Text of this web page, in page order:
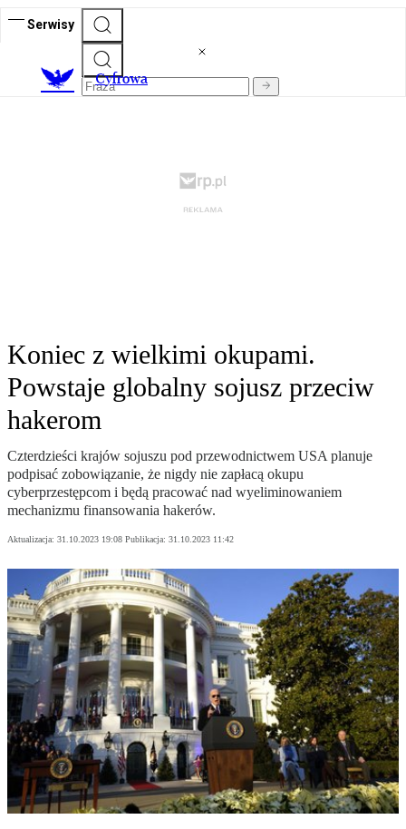
Serwisy
Cyfrowa
Koniec z wielkimi okupami.
Powstaje globalny sojusz przeciw
hakerom
Czterdzieści krajów sojuszu pod przewodnictwem USA planuje
podpisać zobowiązanie, że nigdy nie zapłacą okupu
cyberprzestępcom i będą pracować nad wyeliminowaniem
mechanizmu finansowania hakerów.
Aktualizacja: 31.10.2023 19:08 Publikacja: 31.10.2023 11:42